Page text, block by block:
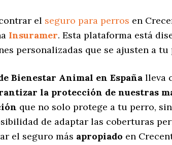
el seguro para perros en
Insuramer. Esta plataforma está
personalizadas que se ajusten a
Bienestar Animal en España lleva
la protección de nuestras
que no solo protege a tu perro,
de adaptar las coberturas
el seguro más apropiado en